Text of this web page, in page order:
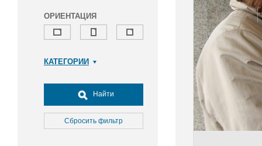
ОРИЕНТАЦИЯ
КАТЕГОРИИ
Досуг, туризм и отдых
Культура
Медицина
Найти
Сбросить фильтр